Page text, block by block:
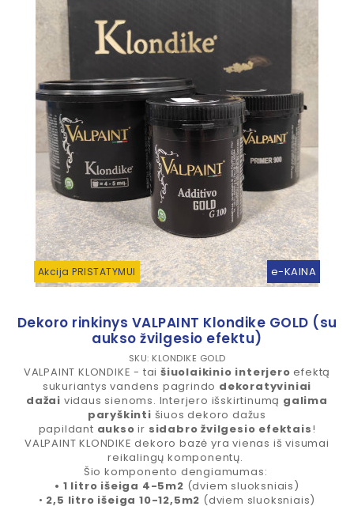
Akcija PRISTATYMUI e-KAINA
Dekoro rinkinys VALPAINT Klondike GOLD (su
aukso žvilgesio efektu)
SKU: KLONDIKE GOLD
VALPAINT KLONDIKE - tai šiuolaikinio interjero efektą
sukuriantys vandens pagrindo dekoratyviniai
dažai vidaus sienoms. Interjero išskirtinumą galima
paryškinti šiuos dekoro dažus
papildant aukso ir sidabro žvilgesio efektais!
VALPAINT KLONDIKE dekoro bazė yra vienas iš visumai
reikalingų komponentų.
Šio komponento dengiamumas:
• 1 litro išeiga 4-5m2 (dviem sluoksniais)
• 2,5 litro išeiga 10-12,5m2 (dviem sluoksniais)